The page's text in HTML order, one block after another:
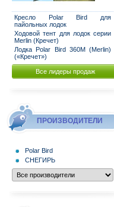
Кресло Polar Bird для
пайольных лодок
Ходовой тент для лодок серии
Merlin (Кречет)
Лодка Polar Bird 360M (Merlin)
(«Кречет»)
Все лидеры продаж
ПРОИЗВОДИТЕЛИ
Polar Bird
СНЕГИРЬ